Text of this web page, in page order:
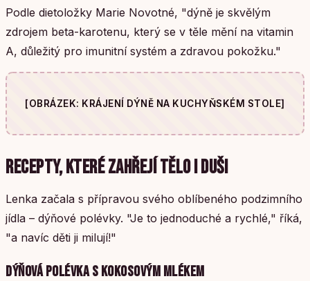
Podle dietoložky Marie Novotné, "dýně je skvělým
zdrojem beta-karotenu, který se v těle mění na vitamin
A, důležitý pro imunitní systém a zdravou pokožku."
[OBRÁZEK: KRÁJENÍ DÝNĚ NA KUCHYŇSKÉM STOLE]
RECEPTY, KTERÉ ZAHŘEJÍ TĚLO I DUŠI
Lenka začala s přípravou svého oblíbeného podzimního
jídla – dýňové polévky. "Je to jednoduché a rychlé," říká,
"a navíc děti ji milují!"
DÝŇOVÁ POLÉVKA S KOKOSOVÝM MLÉKEM